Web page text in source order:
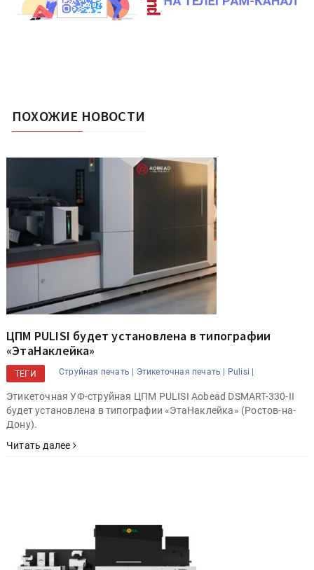
ПОХОЖИЕ НОВОСТИ
ЦПМ PULISI будет установлена в типографии
«ЭтаНаклейка»
ТЕГИ Струйная печать | Этикеточная печать | Pulisi |
Этикеточная УФ-струйная ЦПМ PULISI Aobead DSMART-330-II
будет установлена в типографии «ЭтаНаклейка» (Ростов-на-
Дону).
Читать далее